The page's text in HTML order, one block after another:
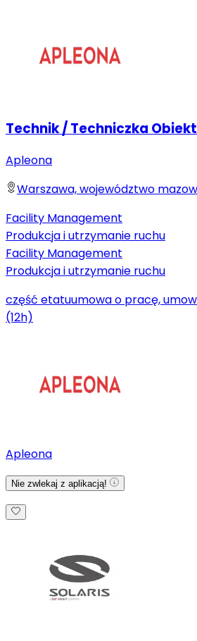
Technik / Techniczka
Apleona
Warszawa, województwo
Facility Management
Produkcja i utrzymanie ruchu
Facility Management
Produkcja i utrzymanie ruchu
część etatuumowa o pracę,
(12h)
Apleona
Nie zwlekaj z aplikacją!